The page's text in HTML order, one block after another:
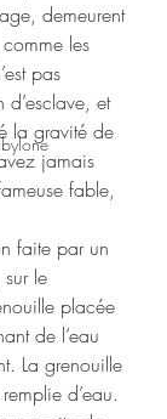
demeurent
les
pas
d’esclave, et
la gravité de
jamais
fable,
faite par un
le
placée
de l’eau
La grenouille
d’eau.